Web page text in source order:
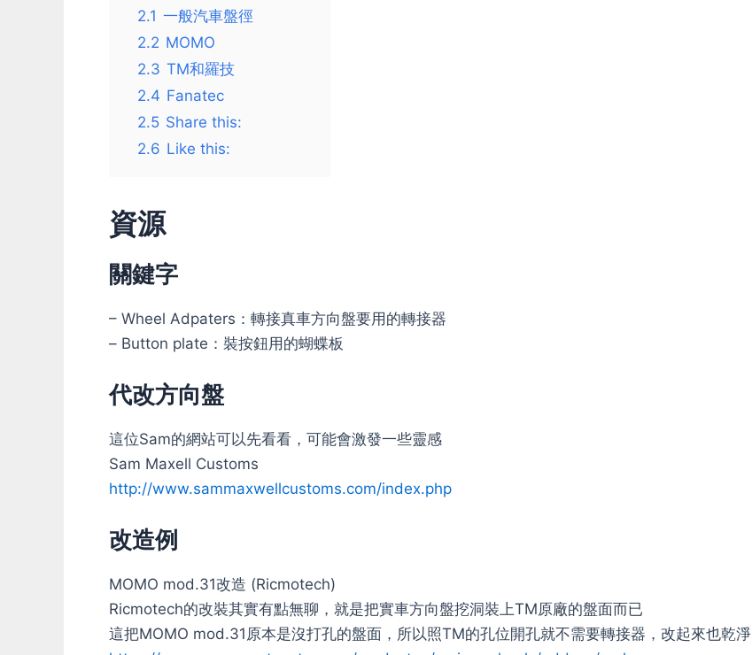
2.1 一般汽車盤徑
2.2 MOMO
2.3 TM和羅技
2.4 Fanatec
2.5 Share this:
2.6 Like this:
資源
關鍵字
– Wheel Adpaters：轉接真車方向盤要用的轉接器
– Button plate：裝按鈕用的蝴蝶板
代改方向盤
這位Sam的網站可以先看看，可能會激發一些靈感
Sam Maxell Customs
http://www.sammaxwellcustoms.com/index.php
改造例
MOMO mod.31改造 (Ricmotech)
Ricmotech的改裝其實有點無聊，就是把實車方向盤挖洞裝上TM原廠的盤面而已
這把MOMO mod.31原本是沒打孔的盤面，所以照TM的孔位開孔就不需要轉接器，改起來也乾淨